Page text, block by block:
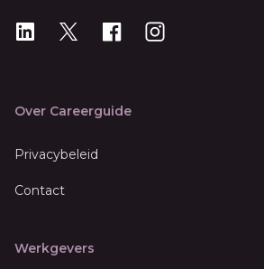
LinkedIn
X Instagram
Over Careerguide
Privacybeleid
Contact
Werkgevers